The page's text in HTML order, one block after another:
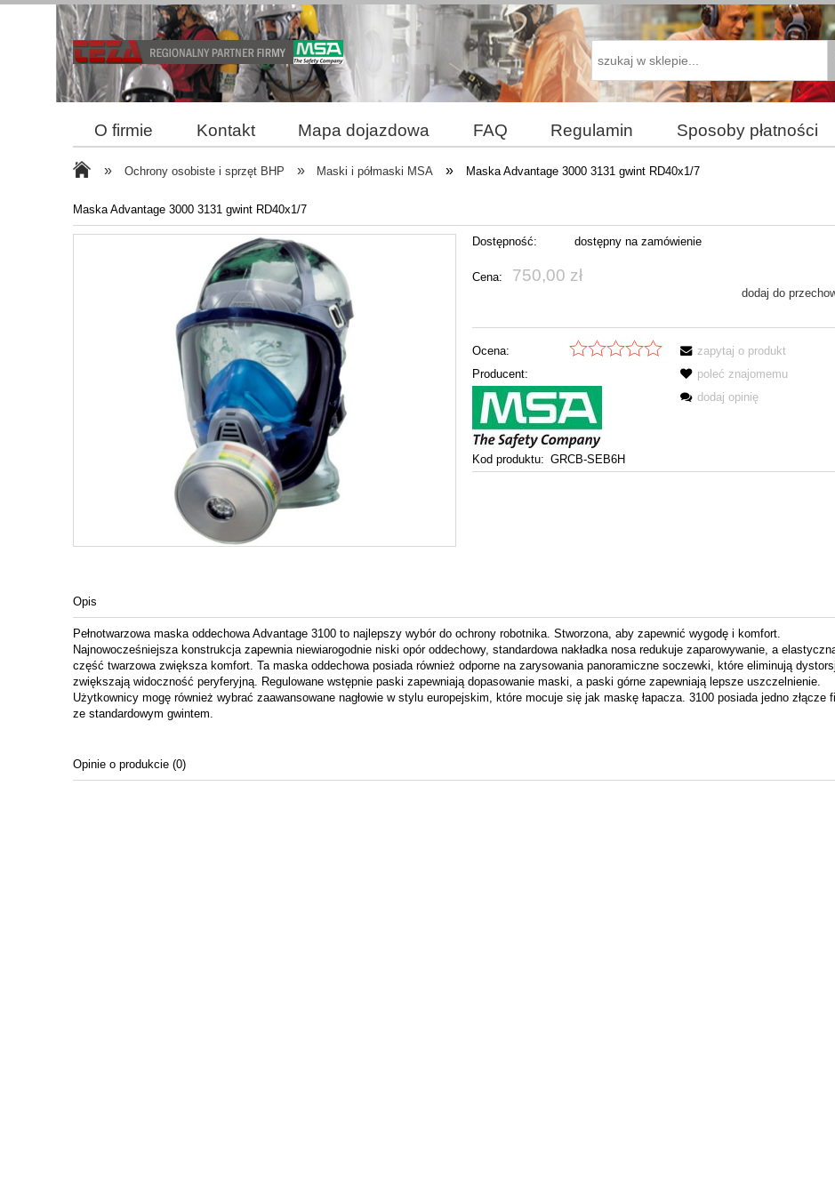
O firmie Kontakt Mapa dojazdowa FAQ Regulamin Sposoby płatności
Reklamacja i zwroty Bezpieczne zakupy
» Ochrony osobiste i sprzęt BHP » Maski i półmaski MSA » Maska Advantage 3000 3131 gwint RD40x1/7
Maska Advantage 3000 3131 gwint RD40x1/7
Dostępność: dostępny na zamówienie
Cena: 750,00 zł
dodaj do
Ocena:
Producent:
Kod produktu: GRCB-SEB6H
zapytaj o produkt
poleć znajomemu
dodaj opinię
Opis
Pełnotwarzowa maska oddechowa Advantage 3100 to najlepszy wybór do ochrony robotnika. Stworzona, aby zapewnić wygodę i komfort.
Najnowocześniejsza konstrukcja zapewnia niewiarogodnie niski opór oddechowy, standardowa nakładka nosa redukuje zaparowywanie, a
część twarzowa zwiększa komfort. Ta maska oddechowa posiada również odporne na zarysowania panoramiczne soczewki, które eliminują
zwiększają widoczność peryferyjną. Regulowane wstępnie paski zapewniają dopasowanie maski, a paski górne zapewniają lepsze uszczelnienie.
Użytkownicy mogę również wybrać zaawansowane nagłowie w stylu europejskim, które mocuje się jak maskę łapacza. 3100 posiada jedno złącze
ze standardowym gwintem.
Opinie o produkcie (0)